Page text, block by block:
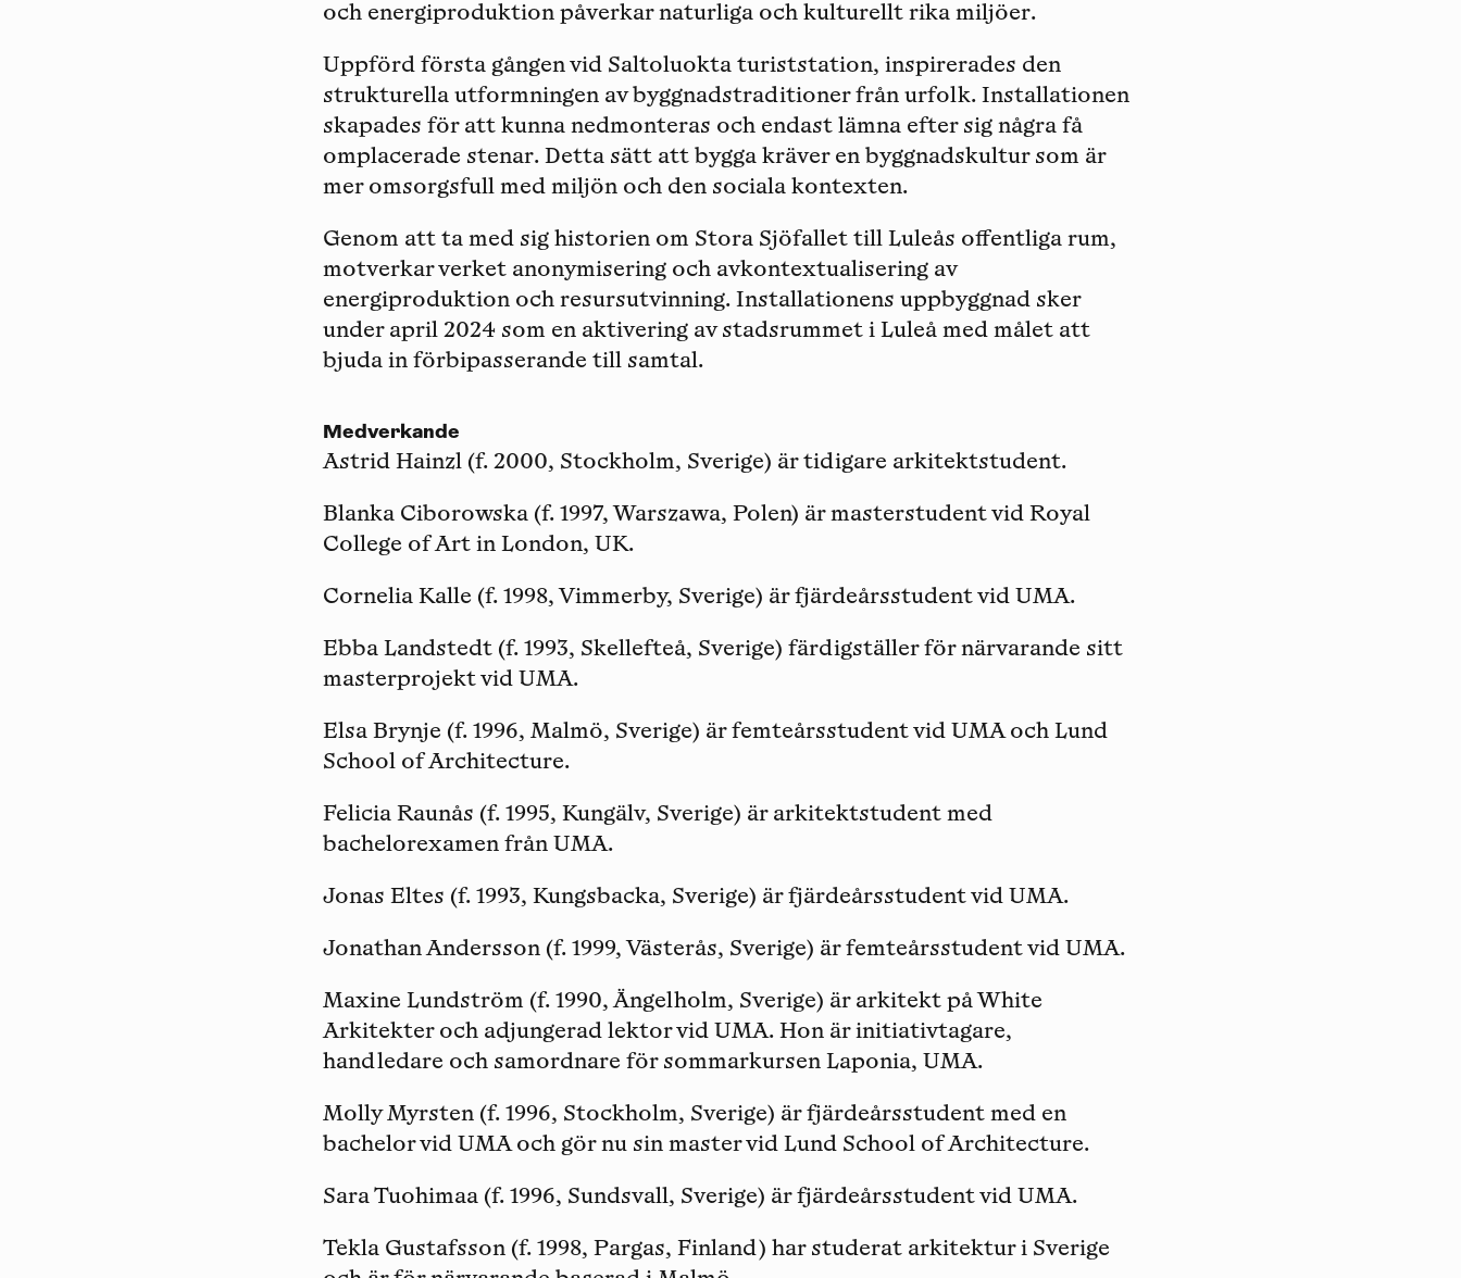
och energiproduktion påverkar naturliga och kulturellt rika miljöer.
Uppförd första gången vid Saltoluokta turiststation, inspirerades den
strukturella utformningen av byggnadstraditioner från urfolk. Installationen
skapades för att kunna nedmonteras och endast lämna efter sig några få
omplacerade stenar. Detta sätt att bygga kräver en byggnadskultur som är
mer omsorgsfull med miljön och den sociala kontexten.
Genom att ta med sig historien om Stora Sjöfallet till Luleås offentliga rum,
motverkar verket anonymisering och avkontextualisering av
energiproduktion och resursutvinning. Installationens uppbyggnad sker
under april 2024 som en aktivering av stadsrummet i Luleå med målet att
bjuda in förbipasserande till samtal.
Medverkande
Astrid Hainzl (f. 2000, Stockholm, Sverige) är tidigare arkitektstudent.
Blanka Ciborowska (f. 1997, Warszawa, Polen) är masterstudent vid Royal
College of Art in London, UK.
Cornelia Kalle (f. 1998, Vimmerby, Sverige) är fjärdeårsstudent vid UMA.
Ebba Landstedt (f. 1993, Skellefteå, Sverige) färdigställer för närvarande sitt
masterprojekt vid UMA.
Elsa Brynje (f. 1996, Malmö, Sverige) är femteårsstudent vid UMA och Lund
School of Architecture.
Felicia Raunås (f. 1995, Kungälv, Sverige) är arkitektstudent med
bachelorexamen från UMA.
Jonas Eltes (f. 1993, Kungsbacka, Sverige) är fjärdeårsstudent vid UMA.
Jonathan Andersson (f. 1999, Västerås, Sverige) är femteårsstudent vid UMA.
Maxine Lundström (f. 1990, Ängelholm, Sverige) är arkitekt på White
Arkitekter och adjungerad lektor vid UMA. Hon är initiativtagare,
handledare och samordnare för sommarkursen Laponia, UMA.
Molly Myrsten (f. 1996, Stockholm, Sverige) är fjärdeårsstudent med en
bachelor vid UMA och gör nu sin master vid Lund School of Architecture.
Sara Tuohimaa (f. 1996, Sundsvall, Sverige) är fjärdeårsstudent vid UMA.
Tekla Gustafsson (f. 1998, Pargas, Finland) har studerat arkitektur i Sverige